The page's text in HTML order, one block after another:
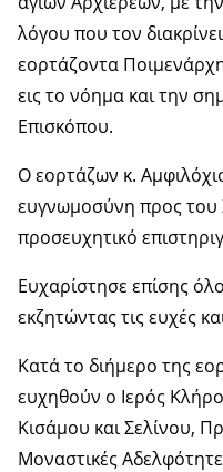
λόγου που τον
εορτάζοντα
εις το νόημα και την
Επισκόπου.
Ο εορτάζων κ.
ευγνωμοσύνη προς του
προσευχητικό
Ευχαρίστησε επίσης
εκζητώντας τις ευχές
Κατά το διήμερο της
ευχηθούν ο Ιερός
Κισάμου και Σελίνου,
Μοναστικές